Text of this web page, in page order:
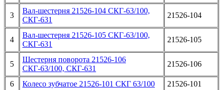
3
Вал-шестерня 21526-104 СКГ-63/100,
СКГ-631
21526-104
4
Вал-шестерня 21526-105 СКГ-63/100,
СКГ-631
21526-105
5
Шестерня поворота 21526-106
СКГ-63/100, СКГ-631
21526-106
6 Колесо зубчатое 21526-101 СКГ 63/100 21526-101